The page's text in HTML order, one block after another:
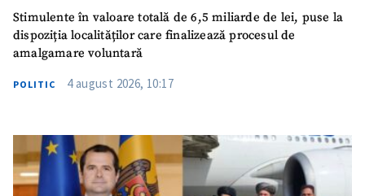
Stimulente în valoare totală de 6,5 miliarde de lei, puse la
dispoziția localităților care finalizează procesul de
amalgamare voluntară
POLITIC 4 august 2026, 10:17
confidențialitate
TRIMITE ȘTIREA